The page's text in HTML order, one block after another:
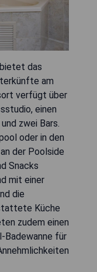
das
am
verfügt über
einen
zwei Bars.
oder in den
der Poolside
Snacks
mit einer
die
Küche
zudem einen
Badewanne für